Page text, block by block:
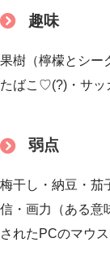
趣味
果樹（檸檬とシー
たばこ♡(?)・サッ
弱点
梅干し・納豆・茄
信・画力（ある意
されたPCのマウ